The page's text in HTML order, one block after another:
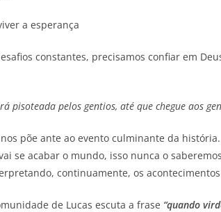
a esperança
constantes, precisamos confiar em
pisoteada pelos gentios, até que chegue aos
põe ante ao evento culminante da
se acabar o mundo, isso nunca o
continuamente, os
de Lucas escuta a frase “quando